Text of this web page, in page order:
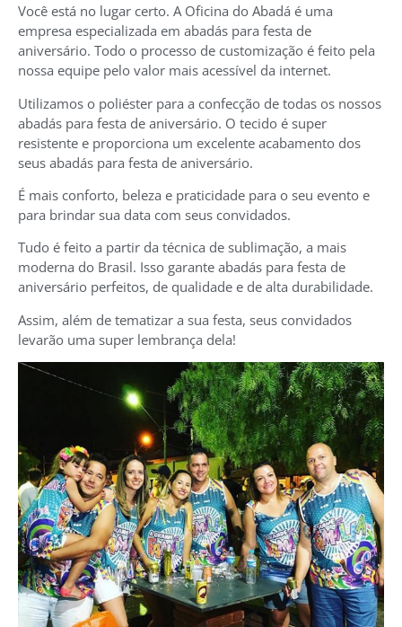
Você está no lugar certo. A Oficina do Abadá é uma
empresa especializada em abadás para festa de
aniversário. Todo o processo de customização é feito pela
nossa equipe pelo valor mais acessível da internet.
Utilizamos o poliéster para a confecção de todas os nossos
abadás para festa de aniversário. O tecido é super
resistente e proporciona um excelente acabamento dos
seus abadás para festa de aniversário.
É mais conforto, beleza e praticidade para o seu evento e
para brindar sua data com seus convidados.
Tudo é feito a partir da técnica de sublimação, a mais
moderna do Brasil. Isso garante abadás para festa de
aniversário perfeitos, de qualidade e de alta durabilidade.
Assim, além de tematizar a sua festa, seus convidados
levarão uma super lembrança dela!